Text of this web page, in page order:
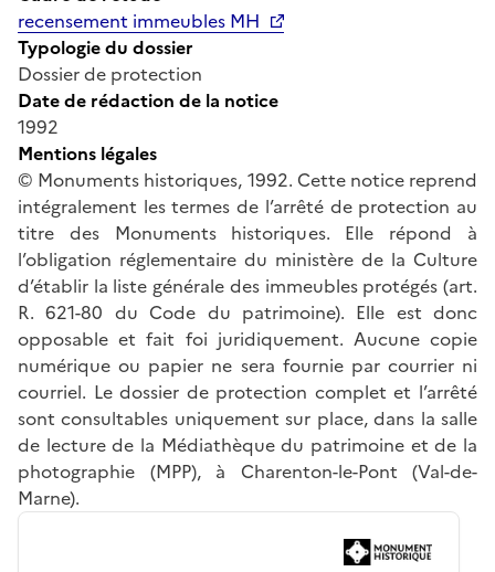
recensement immeubles MH
Typologie du dossier
Dossier de protection
Date de rédaction de la notice
1992
Mentions légales
© Monuments historiques, 1992. Cette notice reprend
intégralement les termes de l’arrêté de protection au
titre des Monuments historiques. Elle répond à
l’obligation réglementaire du ministère de la Culture
d’établir la liste générale des immeubles protégés (art.
R. 621-80 du Code du patrimoine). Elle est donc
opposable et fait foi juridiquement. Aucune copie
numérique ou papier ne sera fournie par courrier ni
courriel. Le dossier de protection complet et l’arrêté
sont consultables uniquement sur place, dans la salle
de lecture de la Médiathèque du patrimoine et de la
photographie (MPP), à Charenton-le-Pont (Val-de-
Marne).